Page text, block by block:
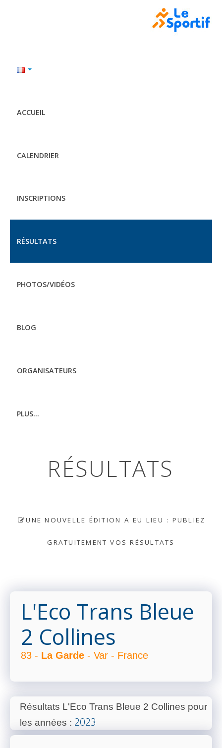
ACCUEIL
CALENDRIER
INSCRIPTIONS
RÉSULTATS
PHOTOS/VIDÉOS
BLOG
ORGANISATEURS
PLUS...
RÉSULTATS
UNE NOUVELLE ÉDITION A EU LIEU : PUBLIEZ
GRATUITEMENT VOS RÉSULTATS
L'Eco Trans Bleue
2 Collines
83 - La Garde - Var - France
Résultats L'Eco Trans Bleue 2 Collines pour
les années : 2023